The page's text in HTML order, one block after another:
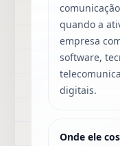
quando a
empresa
software,
digitais.
Onde ele